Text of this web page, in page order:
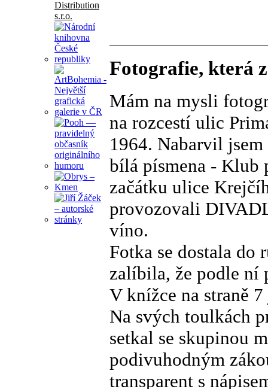
Fotografie, která
Mám na mysli
na rozcestí ulic
1964. Nabarvil jsem
bílá písmena - Klub
začátku ulice
provozovali
víno.
Fotka se dostala do
zalíbila, že podle ní
V knížce na straně
Na svých toulkách
setkal se skupinou
podivuhodným
transparent s